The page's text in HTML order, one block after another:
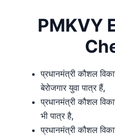
PMKVY
प्रधानमंत्री कौशल
बेरोजगार युवा पात्र हैं,
प्रधानमंत्री कौशल
भी पात्र है,
प्रधानमंत्री कौशल